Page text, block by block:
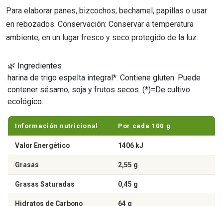
Para elaborar panes, bizcochos, bechamel, papillas o usar
en rebozados. Conservación: Conservar a temperatura
ambiente, en un lugar fresco y seco protegido de la luz.
🌿 Ingredientes
harina de trigo espelta integral*. Contiene gluten. Puede
contener sésamo, soja y frutos secos. (*)=De cultivo
ecológico.
Información nutricional Por cada 100 g
Valor Energético 1406 kJ
Grasas 2,55 g
Grasas Saturadas 0,45 g
Hidratos de Carbono 64 g